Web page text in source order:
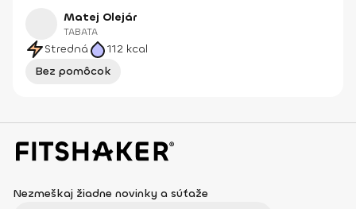
Matej Olejár
TABATA
Stredná 112 kcal
Bez pomôcok
Nezmeškaj žiadne novinky a súťaže